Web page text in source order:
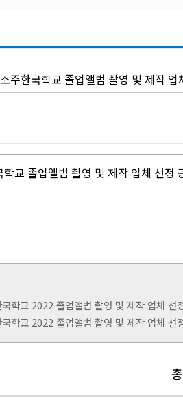
주한국학교 졸업앨범 촬영 및 제작 업
교 졸업앨범 촬영 및 제작 업체 선정
학교 2022 졸업앨범 촬영 및 제작 업체
국학교 2022 졸업앨범 촬영 및 제작 업체
총